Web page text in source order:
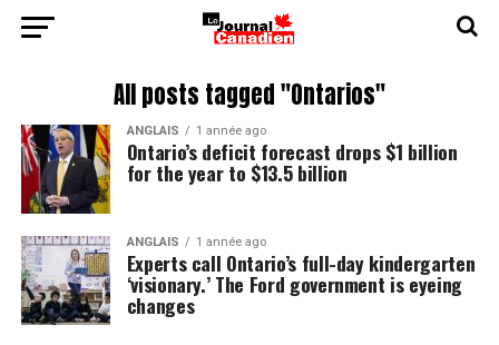
All posts tagged "Ontarios"
ANGLAIS 1 année ago
Ontario’s deficit forecast drops $1 billion
for the year to $13.5 billion
ANGLAIS 1 année ago
Experts call Ontario’s full-day kindergarten
‘visionary.’ The Ford government is eyeing
changes